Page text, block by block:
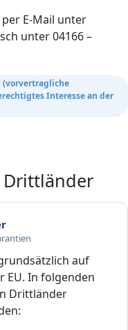
E-Mail unter
unter 04166 –
(vorvertragliche
Interesse an der
auf
EU. In folgenden
Drittländer